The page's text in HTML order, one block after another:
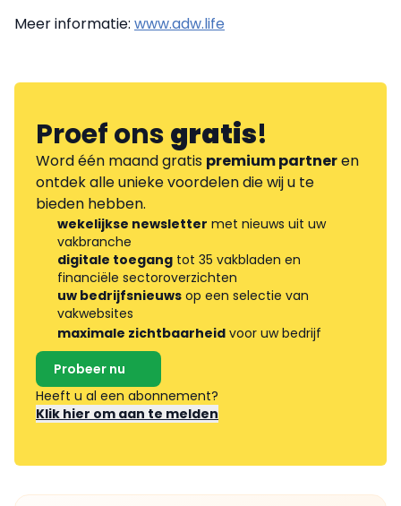
Meer informatie: www.adw.life
Proef onsgratis!
Word één maand gratis premium partneren
ontdek alle unieke voordelen die wij u te
bieden hebben.
wekelijkse newsletter met nieuws uit uw
vakbranche
digitale toegang tot 35 vakbladen en
financiële sectoroverzichten
uw bedrijfsnieuws op een selectie van
vakwebsites
maximale zichtbaarheid voor uw bedrijf
Probeer nu
Heeft u al een abonnement?
Klik hier om aan te melden